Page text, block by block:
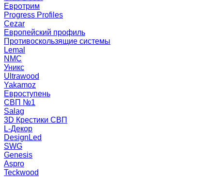
Евротрим
Progress Profiles
Cezar
Европейский профиль
Противоскользящие системы
Lemal
NMC
Уникс
Ultrawood
Yakamoz
Евроступень
СВП №1
Salag
3D Крестики СВП
L-Декор
DesignLed
SWG
Genesis
Aspro
Teckwood